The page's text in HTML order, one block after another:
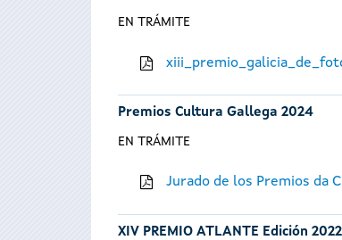
EN TRÁMITE
Premios Cultura Gallega 2024
EN TRÁMITE
Jurado de los Premios da
XIV PREMIO ATLANTE Edición 2022